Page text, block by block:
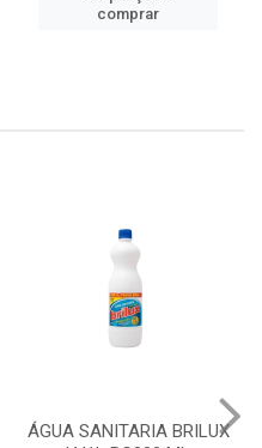
comprar
ÁGUA SANITARIA BRILUX